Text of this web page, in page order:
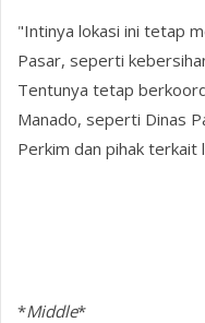
"Intinya lokasi ini tetap
Pasar, seperti
Tentunya tetap
Manado, seperti Dinas
Perkim dan pihak terkait
*Middle*